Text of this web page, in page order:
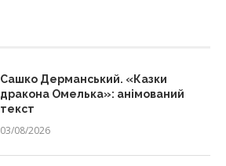
Сашко Дерманський. «Казки
дракона Омелька»: анімований
текст
03/08/2026